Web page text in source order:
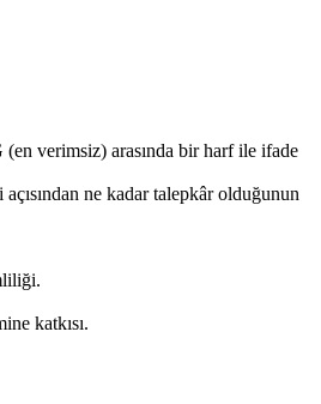
(en verimsiz) arasında bir harf ile ifade
ne kadar talepkâr olduğunun
katkısı.